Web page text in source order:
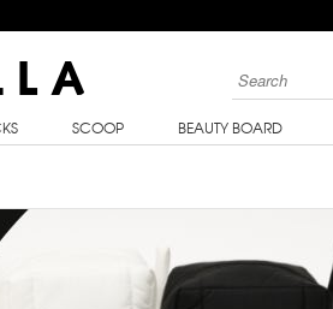
SCOOP BEAUTY BOARD